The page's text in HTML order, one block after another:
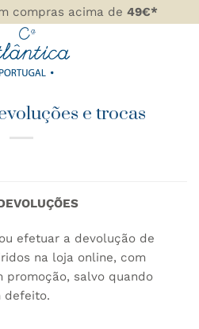
compras acima de 49€*
e trocas
efetuar a devolução de
na loja online, com
promoção, salvo quando
defeito.